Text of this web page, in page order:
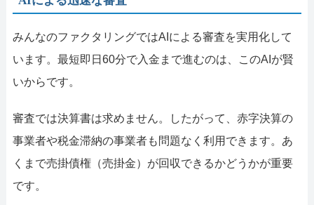
みんなのファクタリングではAIによる審査を実用化して
います。最短即日60分で入金まで進むのは、このAIが賢
いからです。
審査では決算書は求めません。したがって、赤字決算の
事業者や税金滞納の事業者も問題なく利用できます。あ
くまで売掛債権（売掛金）が回収できるかどうかが重要
です。